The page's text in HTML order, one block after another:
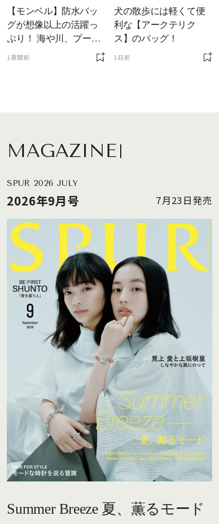
【モンベル】防水バッ
グが想像以上の活躍っ
ぷり！ 海や川、プール
1週間前
犬の散歩には軽くて便
利な【アークテリク
ス】のバッグ！
1日前
MAGAZINE
SPUR 2026 JULY
2026年9月号 7月23日発売
Summer Breeze 夏、薫るモード